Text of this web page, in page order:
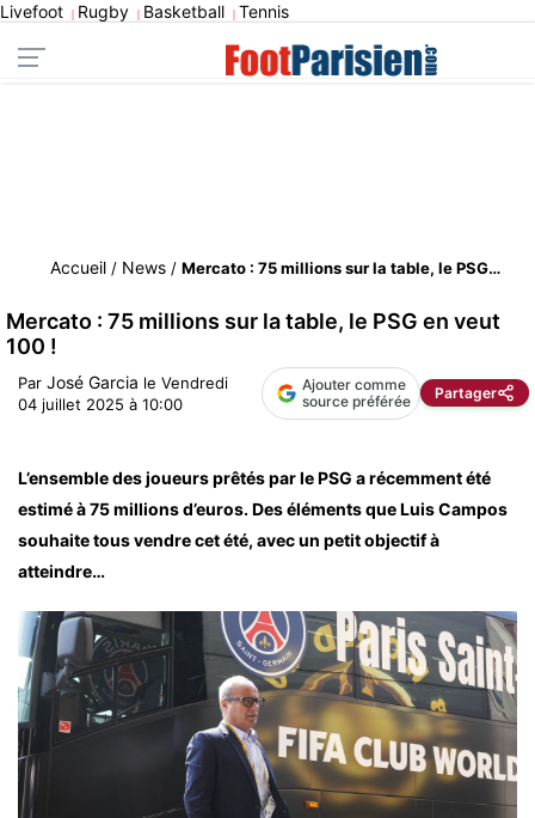
Livefoot | Rugby | Basketball | Tennis
Accueil / News / Mercato : 75 millions sur la table, le PSG en veut 100 !
Mercato : 75 millions sur la table, le PSG en veut
100 !
Par José Garcia le Vendredi
04 juillet 2025 à 10:00
Ajouter comme
source préférée
Partager
L’ensemble des joueurs prêtés par le PSG a récemment été
estimé à 75 millions d’euros. Des éléments que Luis Campos
souhaite tous vendre cet été, avec un petit objectif à
atteindre…